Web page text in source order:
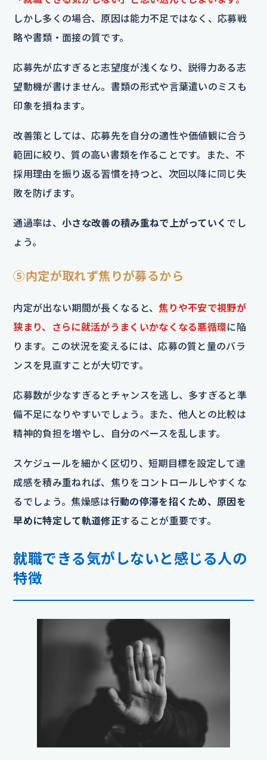
しかし多くの場合、原因は能力不足ではなく、応募戦
略や書類・面接の質です。
応募先が広すぎると志望度が浅くなり、説得力ある志
望動機が書けません。書類の形式や言葉遣いのミスも
印象を損ねます。
改善策としては、応募先を自分の適性や価値観に合う
範囲に絞り、質の高い書類を作ることです。また、不
採用理由を振り返る習慣を持つと、次回以降に同じ失
敗を防げます。
通過率は、 小さな改善の積み重ねで上がっていく でし
ょう。
⑤内定が取れず焦りが募るから
内定が出ない期間が長くなると、焦りや不安で視野が
狭まり、さらに就活がうまくいかなくなる悪循環に陥
ります。この状況を変えるには、応募の質と量のバラ
ンスを見直すことが大切です。
応募数が少なすぎるとチャンスを逃し、多すぎると準
備不足になりやすいでしょう。また、他人との比較は
精神的負担を増やし、自分のペースを乱します。
スケジュールを細かく区切り、短期目標を設定して達
成感を積み重ねれば、焦りをコントロールしやすくな
るでしょう。焦燥感は行動の停滞を招くため、原因を
早めに特定して軌道修正することが重要です。
就職できる気がしないと感じる人の
特徴